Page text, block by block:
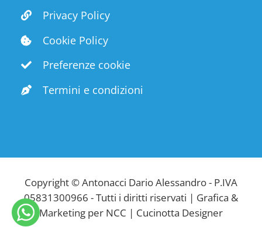
Privacy Policy
Cookie Policy
Preferenze cookie
Termini e condizioni
Copyright © Antonacci Dario Alessandro - P.IVA
05831300966 - Tutti i diritti riservati | Grafica &
Marketing per NCC | Cucinotta Designer